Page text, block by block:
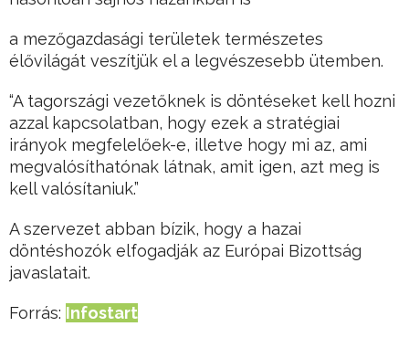
a mezőgazdasági területek természetes
élővilágát veszítjük el a legvészesebb ütemben.
“A tagországi vezetőknek is döntéseket kell hozni
azzal kapcsolatban, hogy ezek a stratégiai
irányok megfelelőek-e, illetve hogy mi az, ami
megvalósíthatónak látnak, amit igen, azt meg is
kell valósítaniuk.”
A szervezet abban bízik, hogy a hazai
döntéshozók elfogadják az Európai Bizottság
javaslatait.
Forrás: Infostart